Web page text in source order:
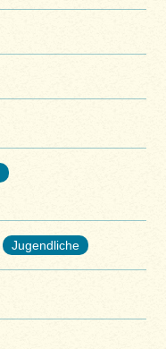
Jugendliche